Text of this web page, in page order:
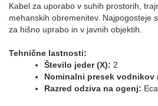
Kabel za uporabo v suhih prostorih,
mehanskih obremenitev. Najpogosteje
za hišno uprabo in v javnih objektih.
Tehnične lastnosti:
Število jeder (X): 2
Nominalni presek vodnikov
Razred odziva na ogenj: Eca